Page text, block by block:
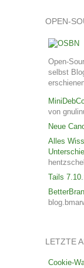
OPEN-
Open-
selbst
von
Neue
Alles
Tails
LETZTE
Cookie-